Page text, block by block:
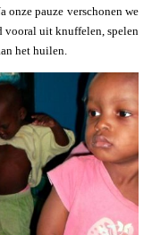
onze pauze verschonen we
vooral uit knuffelen, spelen
het huilen.